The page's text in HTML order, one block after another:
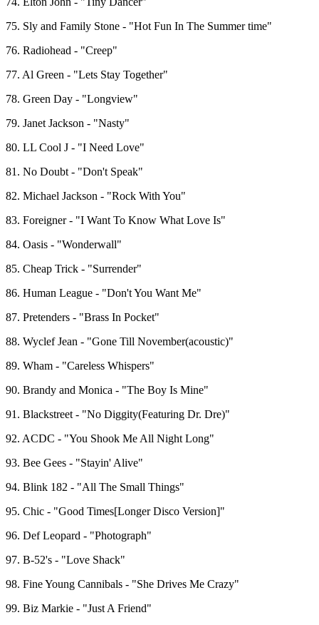
75. Sly and Family Stone - "Hot Fun In The Summer time"
76. Radiohead - "Creep"
77. Al Green - "Lets Stay Together"
78. Green Day - "Longview"
79. Janet Jackson - "Nasty"
80. LL Cool J - "I Need Love"
81. No Doubt - "Don't Speak"
82. Michael Jackson - "Rock With You"
83. Foreigner - "I Want To Know What Love Is"
84. Oasis - "Wonderwall"
85. Cheap Trick - "Surrender"
86. Human League - "Don't You Want Me"
87. Pretenders - "Brass In Pocket"
88. Wyclef Jean - "Gone Till November(acoustic)"
89. Wham - "Careless Whispers"
90. Brandy and Monica - "The Boy Is Mine"
91. Blackstreet - "No Diggity(Featuring Dr. Dre)"
92. ACDC - "You Shook Me All Night Long"
93. Bee Gees - "Stayin' Alive"
94. Blink 182 - "All The Small Things"
95. Chic - "Good Times[Longer Disco Version]"
96. Def Leopard - "Photograph"
97. B-52's - "Love Shack"
98. Fine Young Cannibals - "She Drives Me Crazy"
99. Biz Markie - "Just A Friend"